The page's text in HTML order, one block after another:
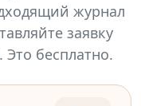
журнал
заявку
бесплатно.